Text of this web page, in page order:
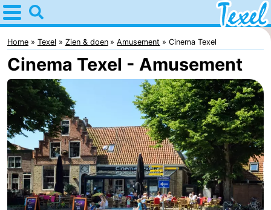
Home
Texel
Tips
Voor
kinderen
Dorpen
-
Den
Burg
-
Den
-
Home Texel Zien & doen Amusement Cinema Texel
Cinema Texel - Amusement